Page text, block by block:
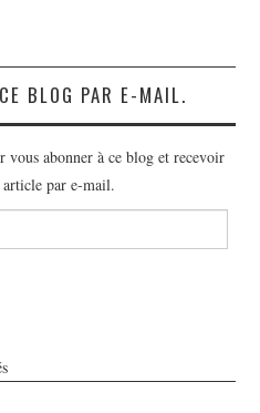
BLOG PAR E-MAIL.
vous abonner à ce blog et recevoir
par e-mail.